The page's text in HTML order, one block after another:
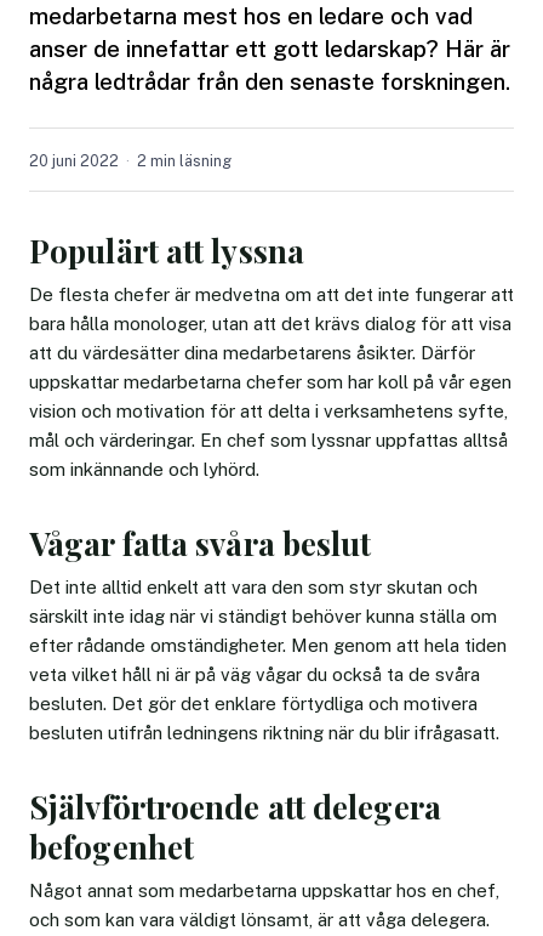
medarbetarna mest hos en ledare och vad
anser de innefattar ett gott ledarskap? Här är
några ledtrådar från den senaste forskningen.
20 juni 2022 2 min läsning
Populärt att lyssna
De flesta chefer är medvetna om att det inte fungerar att
bara hålla monologer, utan att det krävs dialog för att visa
att du värdesätter dina medarbetarens åsikter. Därför
uppskattar medarbetarna chefer som har koll på vår egen
vision och motivation för att delta i verksamhetens syfte,
mål och värderingar. En chef som lyssnar uppfattas alltså
som inkännande och lyhörd.
Vågar fatta svåra beslut
Det inte alltid enkelt att vara den som styr skutan och
särskilt inte idag när vi ständigt behöver kunna ställa om
efter rådande omständigheter. Men genom att hela tiden
veta vilket håll ni är på väg vågar du också ta de svåra
besluten. Det gör det enklare förtydliga och motivera
besluten utifrån ledningens riktning när du blir ifrågasatt.
Självförtroende att delegera
befogenhet
Något annat som medarbetarna uppskattar hos en chef,
och som kan vara väldigt lönsamt, är att våga delegera.